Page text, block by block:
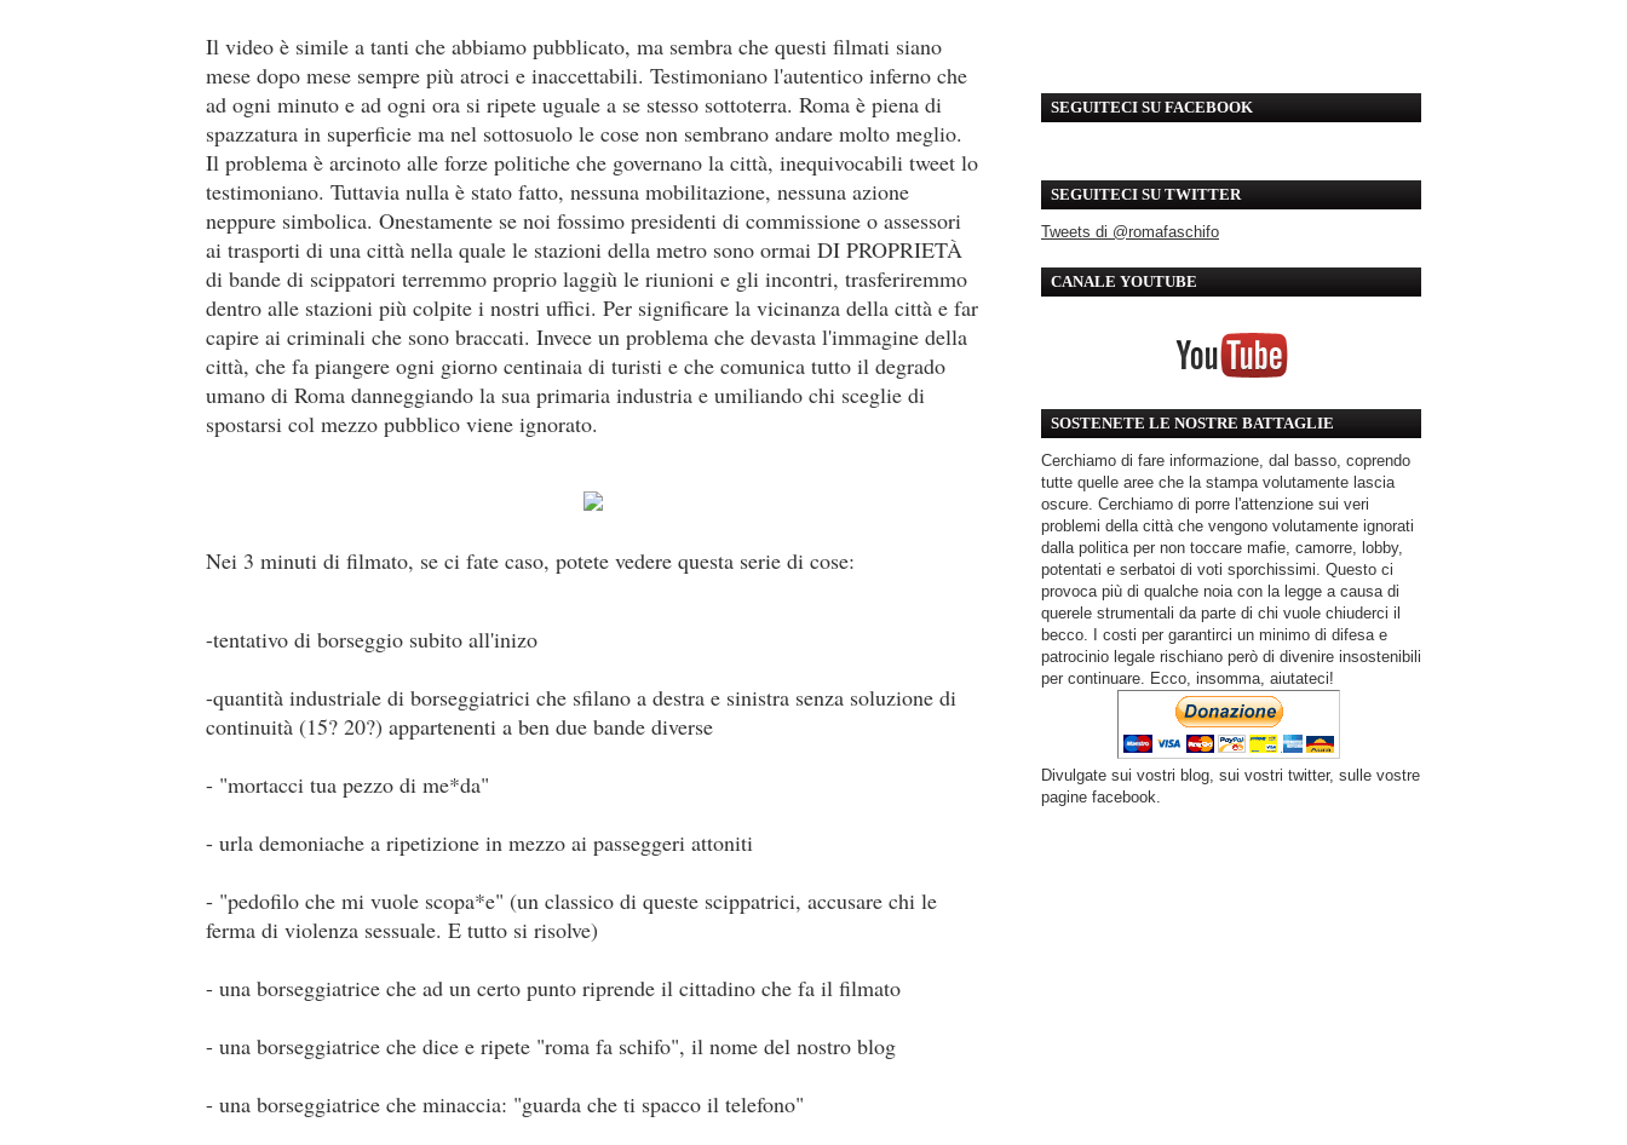
Il video è simile a tanti che abbiamo pubblicato, ma sembra che questi filmati siano
mese dopo mese sempre più atroci e inaccettabili. Testimoniano l'autentico inferno che
ad ogni minuto e ad ogni ora si ripete uguale a se stesso sottoterra. Roma è piena di
spazzatura in superficie ma nel sottosuolo le cose non sembrano andare molto meglio.
Il problema è arcinoto alle forze politiche che governano la città, inequivocabili tweet lo
testimoniano. Tuttavia nulla è stato fatto, nessuna mobilitazione, nessuna azione
neppure simbolica. Onestamente se noi fossimo presidenti di commissione o assessori
ai trasporti di una città nella quale le stazioni della metro sono ormai DI PROPRIETÀ
di bande di scippatori terremmo proprio laggiù le riunioni e gli incontri, trasferiremmo
dentro alle stazioni più colpite i nostri uffici. Per significare la vicinanza della città e far
capire ai criminali che sono braccati. Invece un problema che devasta l'immagine della
città, che fa piangere ogni giorno centinaia di turisti e che comunica tutto il degrado
umano di Roma danneggiando la sua primaria industria e umiliando chi sceglie di
spostarsi col mezzo pubblico viene ignorato.
Nei 3 minuti di filmato, se ci fate caso, potete vedere questa serie di cose:
-tentativo di borseggio subito all'inizo
-quantità industriale di borseggiatrici che sfilano a destra e sinistra senza soluzione di
continuità (15? 20?) appartenenti a ben due bande diverse
- "mortacci tua pezzo di me*da"
- urla demoniache a ripetizione in mezzo ai passeggeri attoniti
- "pedofilo che mi vuole scopa*e" (un classico di queste scippatrici, accusare chi le
ferma di violenza sessuale. E tutto si risolve)
- una borseggiatrice che ad un certo punto riprende il cittadino che fa il filmato
- una borseggiatrice che dice e ripete "roma fa schifo", il nome del nostro blog
- una borseggiatrice che minaccia: "guarda che ti spacco il telefono"
SEGUITECI SU FACEBOOK
SEGUITECI SU TWITTER
Tweets di @romafaschifo
CANALE YOUTUBE
SOSTENETE LE NOSTRE BATTAGLIE
Cerchiamo di fare informazione, dal basso, coprendo
tutte quelle aree che la stampa volutamente lascia
oscure. Cerchiamo di porre l'attenzione sui veri
problemi della città che vengono volutamente ignorati
dalla politica per non toccare mafie, camorre, lobby,
potentati e serbatoi di voti sporchissimi. Questo ci
provoca più di qualche noia con la legge a causa di
querele strumentali da parte di chi vuole chiuderci il
becco. I costi per garantirci un minimo di difesa e
patrocinio legale rischiano però di divenire insostenibili
per continuare. Ecco, insomma, aiutateci!
Divulgate sui vostri blog, sui vostri twitter, sulle vostre
pagine facebook.